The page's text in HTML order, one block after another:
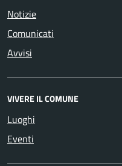
Notizie
Comunicati
Avvisi
VIVERE IL COMUNE
Luoghi
Eventi